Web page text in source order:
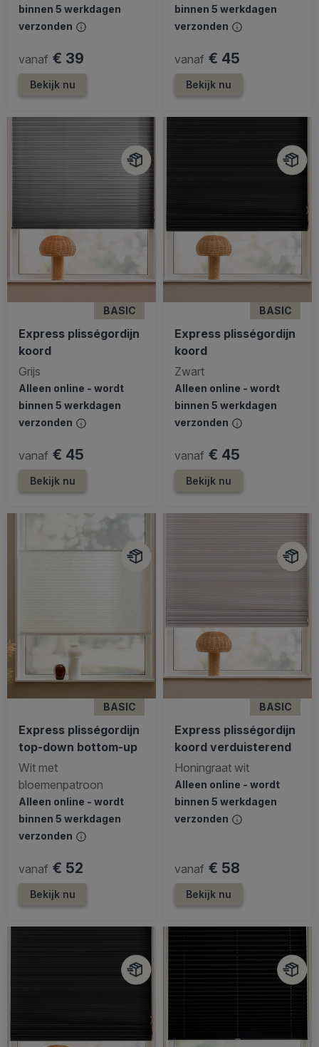
binnen 5 werkdagen
verzonden
vanaf € 39
Bekijk nu
binnen 5 werkdagen
verzonden
vanaf € 45
Bekijk nu
BASIC
Express plisségordijn
koord
Grijs
Alleen online - wordt
binnen 5 werkdagen
verzonden
vanaf € 45
Bekijk nu
BASIC
Express plisségordijn
koord
Zwart
Alleen online - wordt
binnen 5 werkdagen
verzonden
vanaf € 45
Bekijk nu
BASIC
Express plisségordijn
top-down bottom-up
Wit met
bloemenpatroon
Alleen online - wordt
binnen 5 werkdagen
verzonden
vanaf € 52
Bekijk nu
BASIC
Express plisségordijn
koord verduisterend
Honingraat wit
Alleen online - wordt
binnen 5 werkdagen
verzonden
vanaf € 58
Bekijk nu